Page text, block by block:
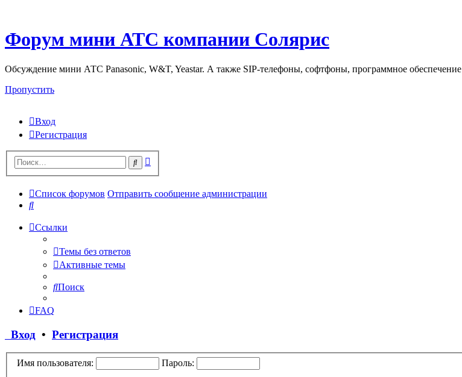
Форум мини АТС компании Солярис
Обсуждение мини АТС Panasonic, W&T, Yeastar. А также SIP-телефоны, софтфоны, программное обеспечение
Пропустить
Вход
Регистрация
Поиск
Список форумов Отправить сообщение администрации
Поиск
Ссылки
Темы без ответов
Активные темы
Поиск
FAQ
Вход • Регистрация
Имя пользователя: Пароль: